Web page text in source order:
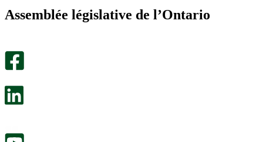
été
m’a
Assemblée législative de l’Ontario